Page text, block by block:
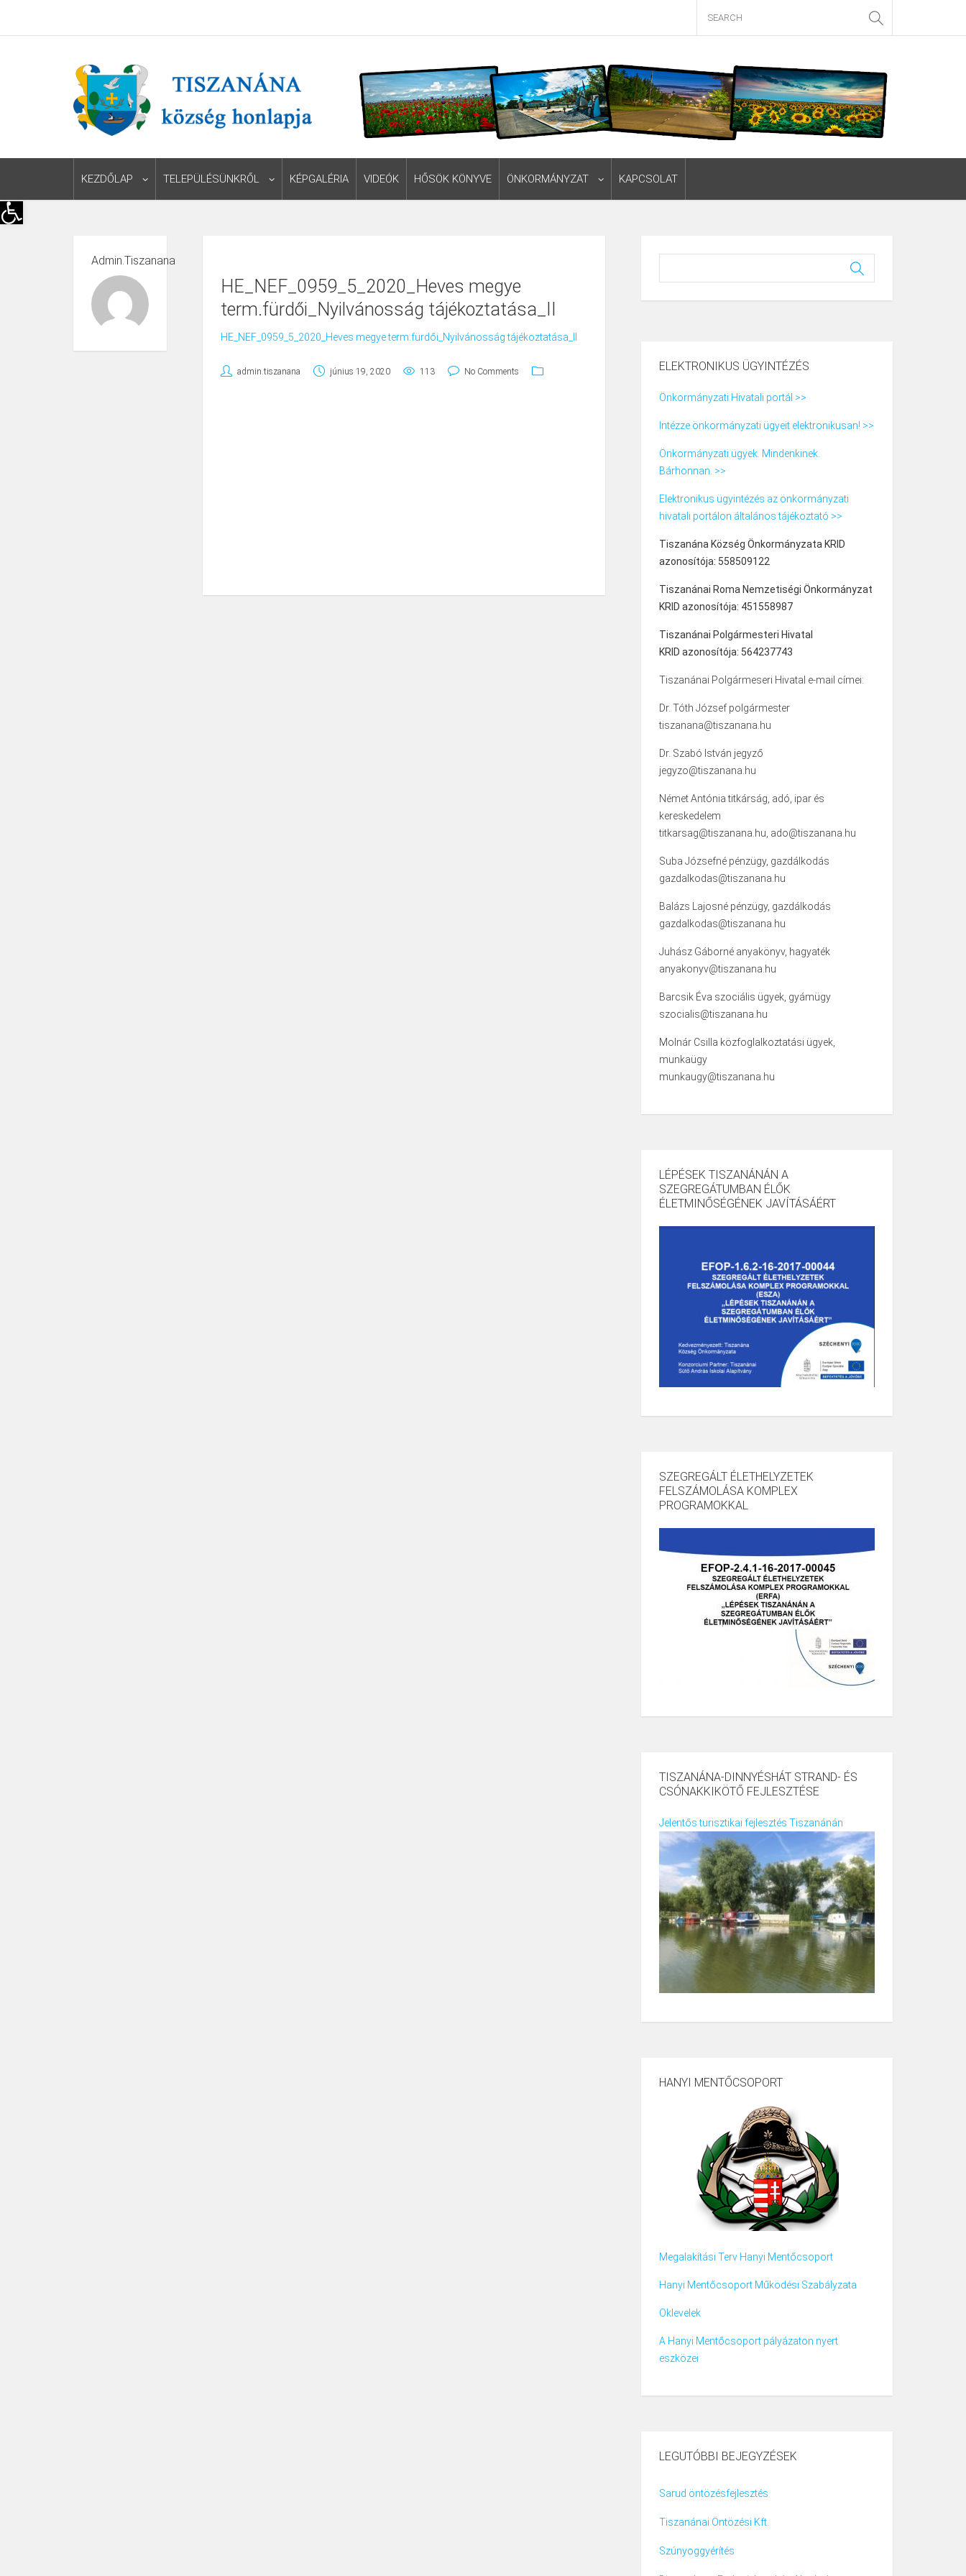
Eszköztár megnyitása
KEZDŐLAP TELEPÜLÉSÜNKRŐL KÉPGALÉRIA VIDEÓK HŐSÖK KÖNYVE ÖNKORMÁNYZAT KAPCSOLAT
Admin.tiszanana
HE_NEF_0959_5_2020_Heves megye
term.fürdői_Nyilvánosság tájékoztatása_II
HE_NEF_0959_5_2020_Heves megye term.fürdői_Nyilvánosság tájékoztatása_II
admin.tiszanana június 19, 2020 113 No Comments ELEKTRONIKUS ÜGYINTÉZÉS
Önkormányzati Hivatali portál >>
Intézze önkormányzati ügyeit elektronikusan! >>
Önkormányzati ügyek. Mindenkinek.
Bárhonnan. >>
Elektronikus ügyintézés az önkormányzati
hivatali portálon általános tájékoztató >>
Tiszanána Község Önkormányzata KRID
azonosítója: 558509122
Tiszanánai Roma Nemzetiségi Önkormányzat
KRID azonosítója: 451558987
Tiszanánai Polgármesteri Hivatal
KRID azonosítója: 564237743
Tiszanánai Polgármeseri Hivatal e-mail címei:
Dr. Tóth József polgármester
tiszanana@tiszanana.hu
Dr. Szabó István jegyző
jegyzo@tiszanana.hu
Német Antónia titkárság, adó, ipar és
kereskedelem
titkarsag@tiszanana.hu, ado@tiszanana.hu
Suba Józsefné pénzügy, gazdálkodás
gazdalkodas@tiszanana.hu
Balázs Lajosné pénzügy, gazdálkodás
gazdalkodas@tiszanana.hu
Juhász Gáborné anyakönyv, hagyaték
anyakonyv@tiszanana.hu
Barcsik Éva szociális ügyek, gyámügy
szocialis@tiszanana.hu
Molnár Csilla közfoglalkoztatási ügyek,
munkaügy
munkaugy@tiszanana.hu
LÉPÉSEK TISZANÁNÁN A
SZEGREGÁTUMBAN ÉLŐK
ÉLETMINŐSÉGÉNEK JAVÍTÁSÁÉRT
SZEGREGÁLT ÉLETHELYZETEK
FELSZÁMOLÁSA KOMPLEX
PROGRAMOKKAL
TISZANÁNA-DINNYÉSHÁT STRAND- ÉS
CSÓNAKKIKÖTŐ FEJLESZTÉSE
Jelentős turisztikai fejlesztés Tiszanánán
HANYI MENTŐCSOPORT
Megalakítási Terv Hanyi Mentőcsoport
Hanyi Mentőcsoport Működési Szabályzata
Oklevelek
A Hanyi Mentőcsoport pályázaton nyert
eszközei
LEGUTÓBBI BEJEGYZÉSEK
Sarud öntözésfejlesztés
Tiszanánai Öntözési Kft.
Szúnyoggyérítés